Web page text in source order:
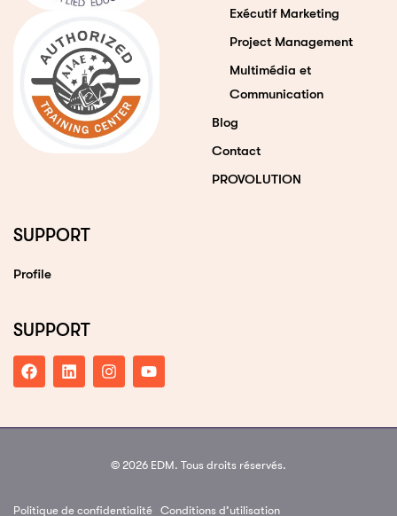
Exécutif Marketing
Project Management
Multimédia et
Communication
Blog
Contact
PROVOLUTION
SUPPORT
Profile
SUPPORT
© 2026 EDM. Tous droits réservés.
Politique de confidentialité Conditions d’utilisation